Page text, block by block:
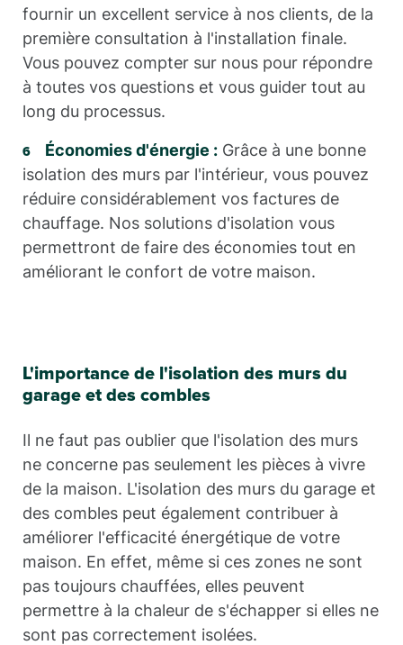
fournir un excellent service à nos clients, de la
première consultation à l'installation finale.
Vous pouvez compter sur nous pour répondre
à toutes vos questions et vous guider tout au
long du processus.
Économies d'énergie : Grâce à une bonne
isolation des murs par l'intérieur, vous pouvez
réduire considérablement vos factures de
chauffage. Nos solutions d'isolation vous
permettront de faire des économies tout en
améliorant le confort de votre maison.
L'importance de l'isolation des murs du
garage et des combles
Il ne faut pas oublier que l'isolation des murs
ne concerne pas seulement les pièces à vivre
de la maison. L'isolation des murs du garage et
des combles peut également contribuer à
améliorer l'efficacité énergétique de votre
maison. En effet, même si ces zones ne sont
pas toujours chauffées, elles peuvent
permettre à la chaleur de s'échapper si elles ne
sont pas correctement isolées.